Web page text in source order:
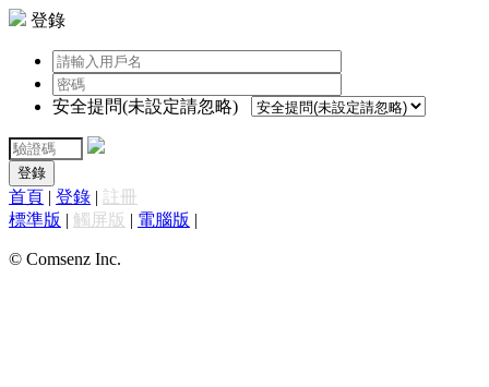
登錄
安全提問(未設定請忽略)
登錄
首頁 | 登錄 | 註冊
標準版 | 觸屏版 | 電腦版 |
© Comsenz Inc.